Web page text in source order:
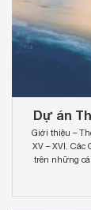
Dự án
Giới thiệu –
XV – XVI. Các
trên những